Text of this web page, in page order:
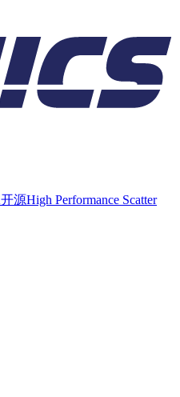
开源High Performance Scatter